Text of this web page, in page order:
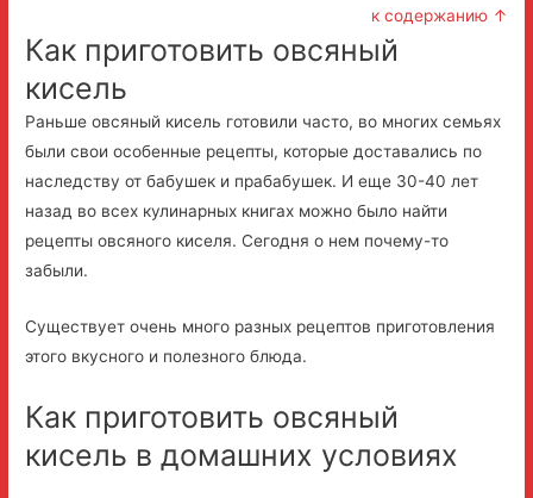
к содержанию ↑
Как приготовить овсяный
кисель
Раньше овсяный кисель готовили часто, во многих семьях
были свои особенные рецепты, которые доставались по
наследству от бабушек и прабабушек. И еще 30-40 лет
назад во всех кулинарных книгах можно было найти
рецепты овсяного киселя. Сегодня о нем почему-то
забыли.
Существует очень много разных рецептов приготовления
этого вкусного и полезного блюда.
Как приготовить овсяный
кисель в домашних условиях